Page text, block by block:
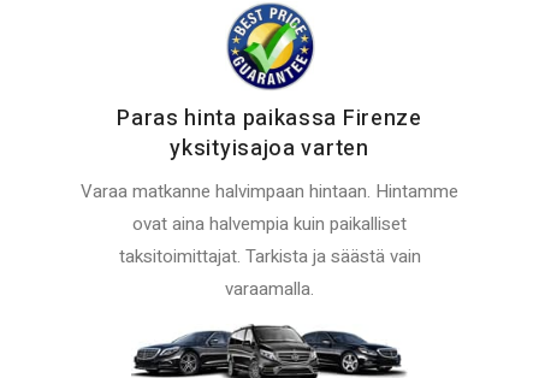
Paras hinta paikassa Firenze
yksityisajoa varten
Varaa matkanne halvimpaan hintaan. Hintamme
ovat aina halvempia kuin paikalliset
taksitoimittajat. Tarkista ja säästä vain
varaamalla.